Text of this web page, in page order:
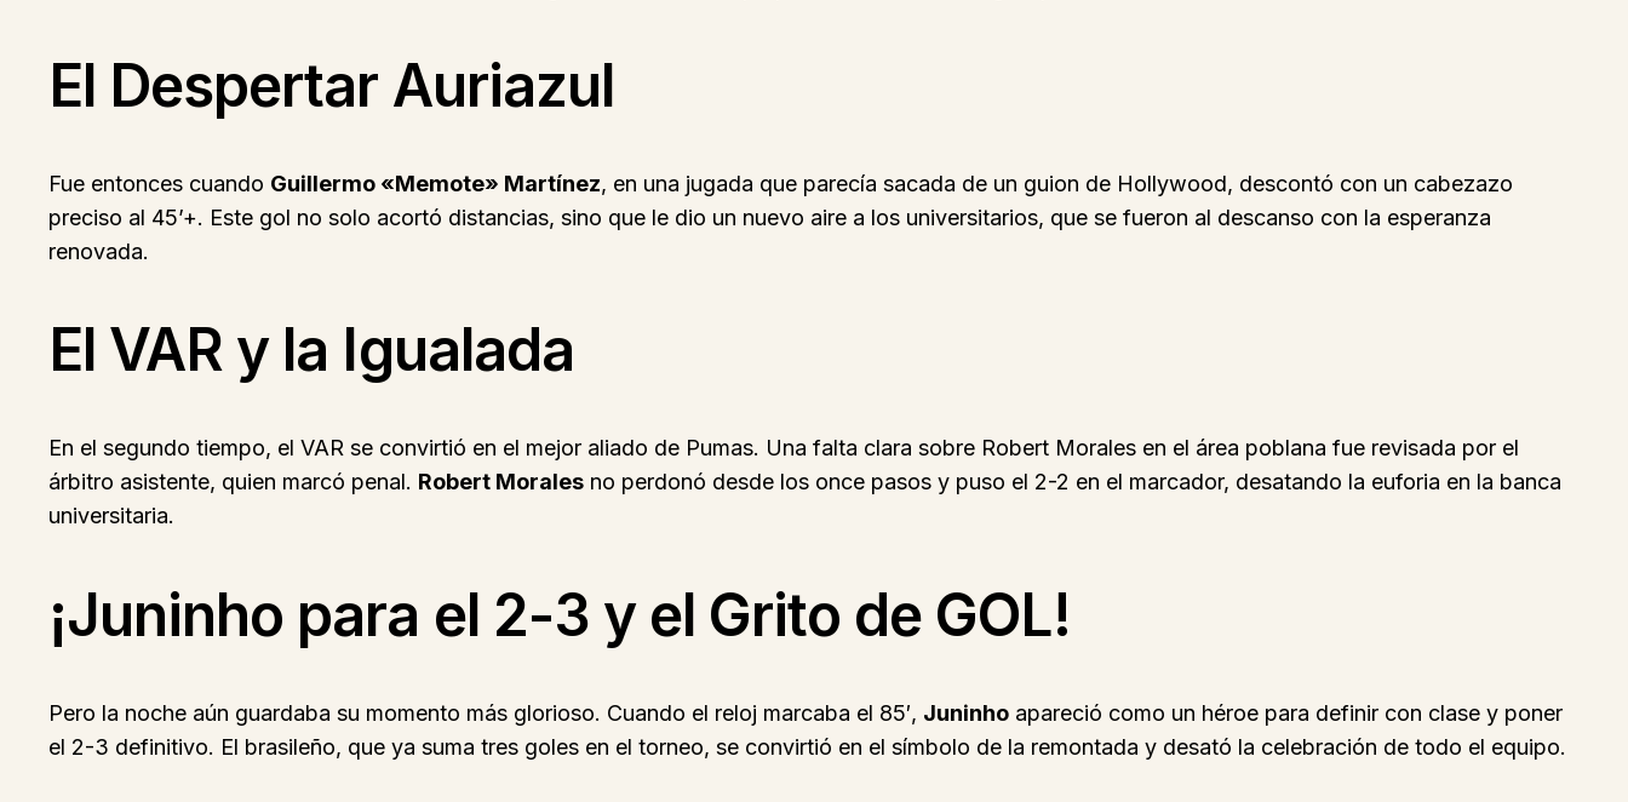
El Despertar Auriazul
Fue entonces cuando Guillermo «Memote» Martínez, en una jugada que parecía sacada de un guion de Hollywood, descontó con un cabezazo
preciso al 45’+. Este gol no solo acortó distancias, sino que le dio un nuevo aire a los universitarios, que se fueron al descanso con la esperanza
renovada.
El VAR y la Igualada
En el segundo tiempo, el VAR se convirtió en el mejor aliado de Pumas. Una falta clara sobre Robert Morales en el área poblana fue revisada por el
árbitro asistente, quien marcó penal. Robert Morales no perdonó desde los once pasos y puso el 2-2 en el marcador, desatando la euforia en la banca
universitaria.
¡Juninho para el 2-3 y el Grito de GOL!
Pero la noche aún guardaba su momento más glorioso. Cuando el reloj marcaba el 85′, Juninho apareció como un héroe para definir con clase y poner
el 2-3 definitivo. El brasileño, que ya suma tres goles en el torneo, se convirtió en el símbolo de la remontada y desató la celebración de todo el equipo.